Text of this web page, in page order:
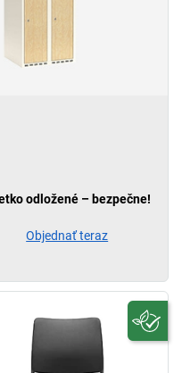
odložené – bezpečne!
Objednať teraz